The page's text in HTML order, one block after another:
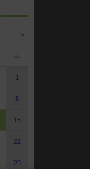
＞
土
1
8
15
22
29